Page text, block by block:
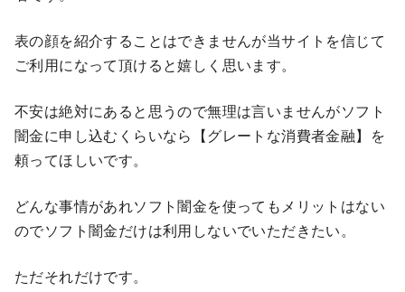
表の顔を紹介することはできませんが当サイトを信じて
ご利用になって頂けると嬉しく思います。
不安は絶対にあると思うので無理は言いませんがソフト
闇金に申し込むくらいなら【グレートな消費者金融】を
頼ってほしいです。
どんな事情があれソフト闇金を使ってもメリットはない
のでソフト闇金だけは利用しないでいただきたい。
ただそれだけです。